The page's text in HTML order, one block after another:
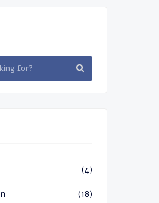
(4)
(18)